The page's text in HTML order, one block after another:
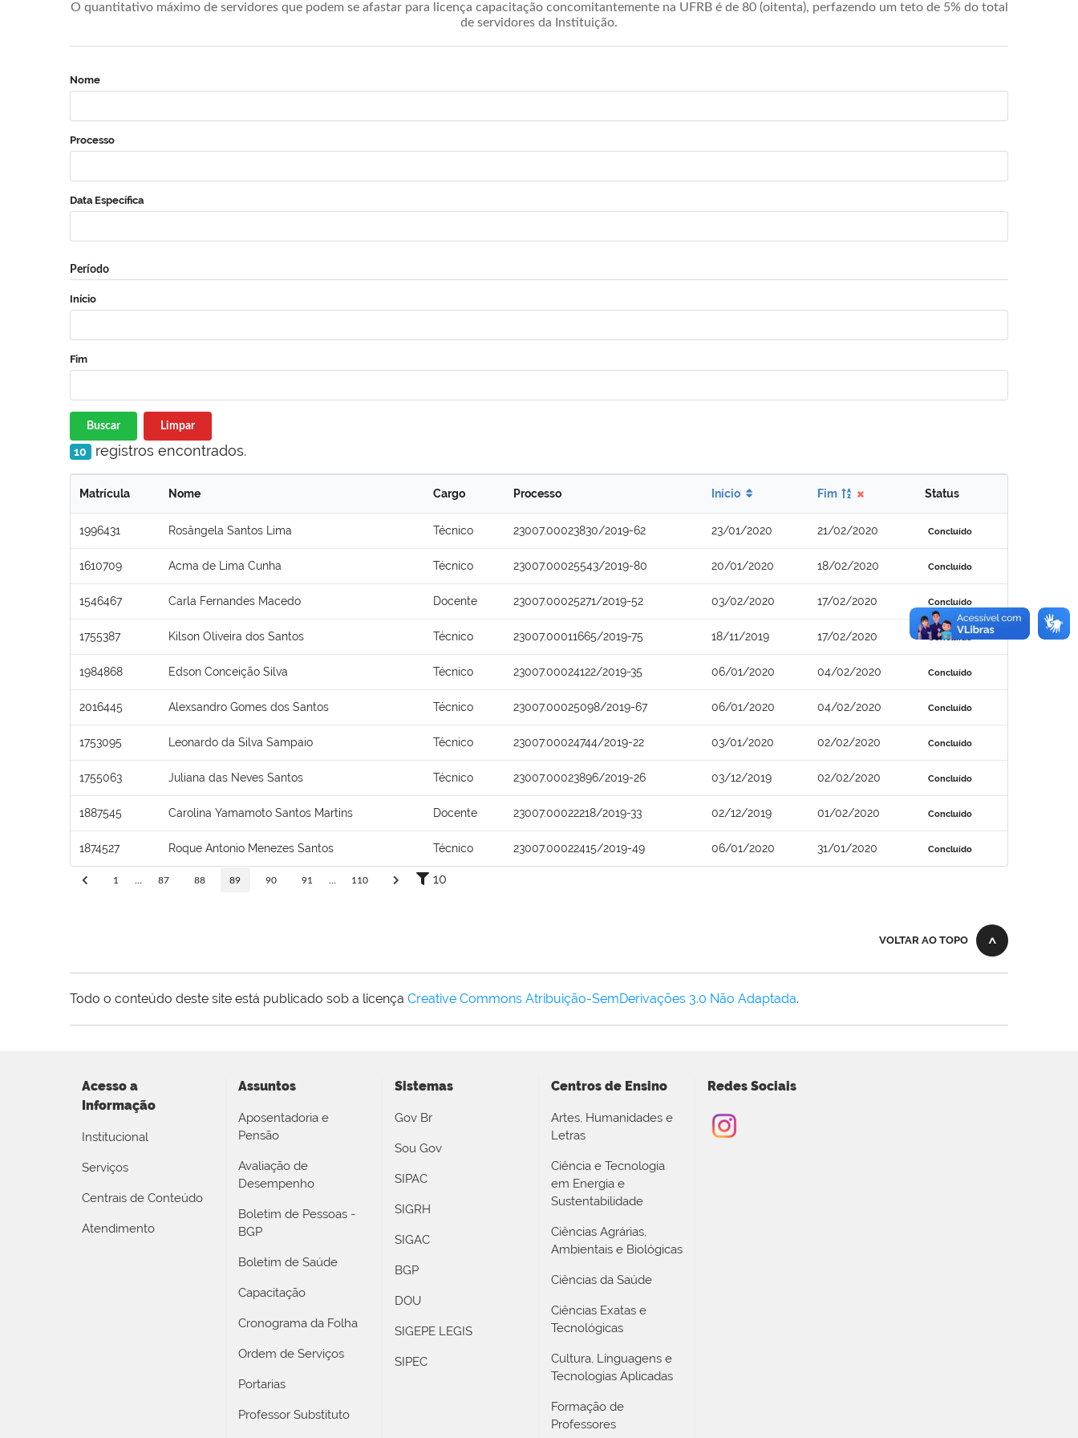
O quantitativo máximo de servidores que podem se afastar para licença capacitação concomitantemente na UFRB é de 80 (oitenta), perfazendo um teto de 5% do total
de servidores da Instituição.
Nome
Processo
Data Específica
Período
Início
Fim
Buscar Limpar
10 registros encontrados.
Matrícula Nome Cargo Processo Início Fim Status
1996431 Rosângela Santos Lima Técnico 23007.00023830/2019-62 23/01/2020 21/02/2020 Concluído
1610709 Acma de Lima Cunha Técnico 23007.00025543/2019-80 20/01/2020 18/02/2020 Concluído
1546467 Carla Fernandes Macedo Docente 23007.00025271/2019-52 03/02/2020 17/02/2020 Concluído
1755387 Kilson Oliveira dos Santos Técnico 23007.00011665/2019-75 18/11/2019 17/02/2020 Concluído
1984868 Edson Conceição Silva Técnico 23007.00024122/2019-35 06/01/2020 04/02/2020 Concluído
2016445 Alexsandro Gomes dos Santos Técnico 23007.00025098/2019-67 06/01/2020 04/02/2020 Concluído
1753095 Leonardo da Silva Sampaio Técnico 23007.00024744/2019-22 03/01/2020 02/02/2020 Concluído
1755063 Juliana das Neves Santos Técnico 23007.00023896/2019-26 03/12/2019 02/02/2020 Concluído
1887545 Carolina Yamamoto Santos Martins Docente 23007.00022218/2019-33 02/12/2019 01/02/2020 Concluído
1874527 Roque Antonio Menezes Santos Técnico 23007.00022415/2019-49 06/01/2020 31/01/2020 Concluído
1 87 88 89 90 91 110 10
VOLTAR AO TOPO
Todo o conteúdo deste site está publicado sob a licença Creative Commons Atribuição-SemDerivações 3.0 Não Adaptada.
Acesso a
Informação
Institucional
Serviços
Centrais de Conteúdo
Atendimento
Assuntos
Aposentadoria e
Pensão
Avaliação de
Desempenho
Boletim de Pessoas -
BGP
Boletim de Saúde
Capacitação
Cronograma da Folha
Ordem de Serviços
Portarias
Professor Substituto
Sistemas
Gov Br
Sou Gov
SIPAC
SIGRH
SIGAC
BGP
DOU
SIGEPE LEGIS
SIPEC
Centros de Ensino
Artes, Humanidades e
Letras
Ciência e Tecnologia
em Energia e
Sustentabilidade
Ciências Agrárias,
Ambientais e Biológicas
Ciências da Saúde
Ciências Exatas e
Tecnológicas
Cultura, Linguagens e
Tecnologias Aplicadas
Formação de
Professores
Redes Sociais